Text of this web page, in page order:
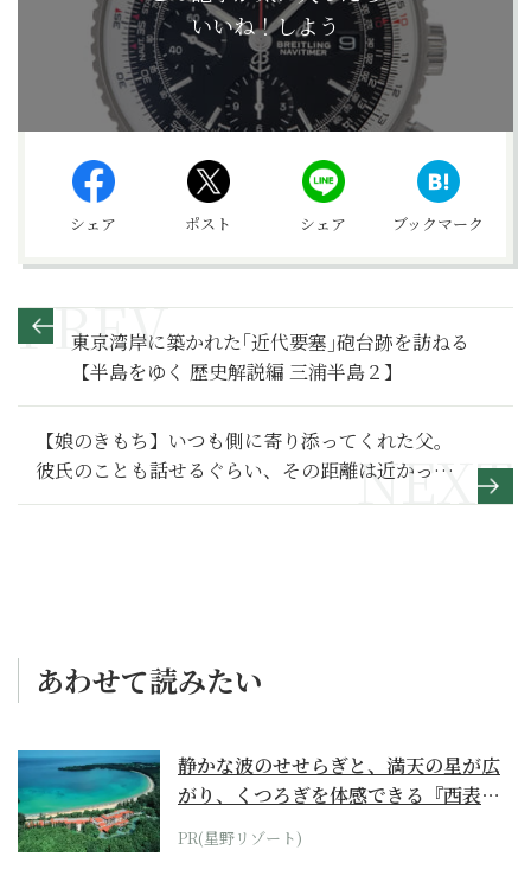
いいね！しよう
シェア ポスト シェア ブックマーク
東京湾岸に築かれた｢近代要塞｣砲台跡を訪ねる
【半島をゆく 歴史解説編 三浦半島２】
【娘のきもち】いつも側に寄り添ってくれた父。
彼氏のことも話せるぐらい、その距離は近かった
～その1～
あわせて読みたい
静かな波のせせらぎと、満天の星が広
がり、くつろぎを体感できる『西表島
ホテル by...
PR(星野リゾート)